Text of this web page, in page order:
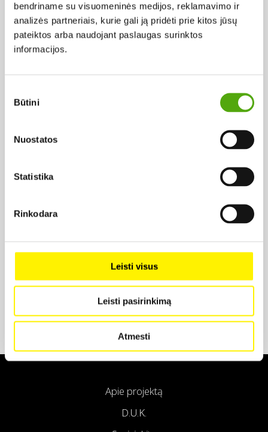
bendriname su visuomeninės medijos, reklamavimo ir
analizės partneriais, kurie gali ją pridėti prie kitos jūsų
pateiktos arba naudojant paslaugas surinktos
informacijos.
pasirinkimas
Būtini
Nuostatos
Statistika
Rinkodara
Leisti visus
Leisti pasirinkimą
Atmesti
Projekto partneris
Apie projektą
D.U.K.